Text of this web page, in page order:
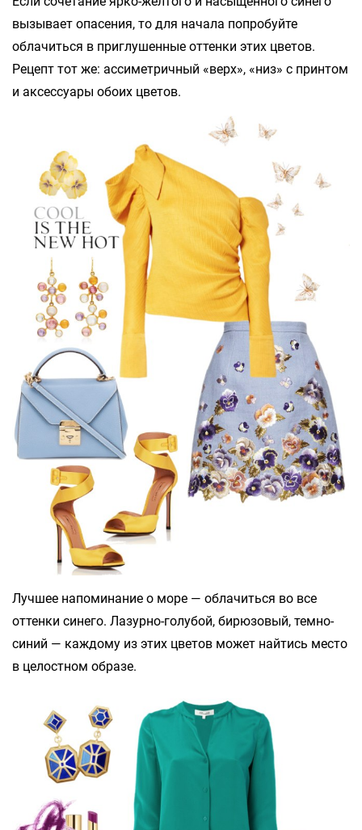
вызывает опасения, то для начала попробуйте
облачиться в приглушенные оттенки этих цветов.
Рецепт тот же: ассиметричный «верх», «низ» с принтом
и аксессуары обоих цветов.
Лучшее напоминание о море — облачиться во все
оттенки синего. Лазурно-голубой, бирюзовый, темно-
синий — каждому из этих цветов может найтись место
в целостном образе.